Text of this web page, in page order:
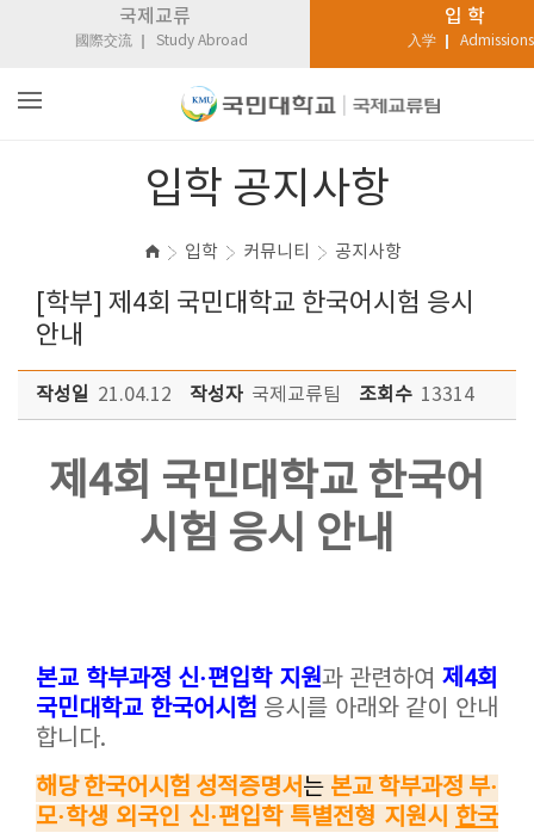
국제교류
國際交流 Study Abroad
입 학
入学 Admissions
입학 공지사항
입학 커뮤니티 공지사항
[학부] 제4회 국민대학교 한국어시험 응시
안내
작성일 21.04.12 작성자 국제교류팀 조회수 13314
제4회 국민대학교 한국어
시험 응시 안내
본교 학부과정 신·편입학 지원과 관련하여제4회
국민대학교 한국어시험 응시를 아래와 같이 안내
합니다.
해당 한국어시험 성적증명서는 본교 학부과정 부·
모·학생 외국인 신·편입학 특별전형 지원시 한국